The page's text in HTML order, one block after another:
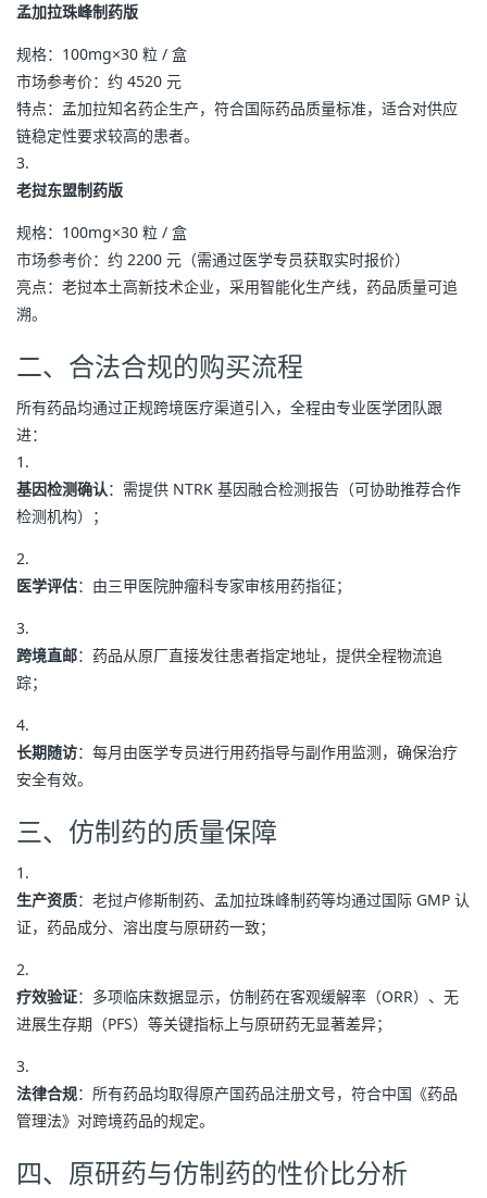
孟加拉珠峰制药版
规格：100mg×30 粒 / 盒
市场参考价：约 4520 元
特点：孟加拉知名药企生产，符合国际药品质量标准，适合对供应
链稳定性要求较高的患者。
老挝东盟制药版
规格：100mg×30 粒 / 盒
市场参考价：约 2200 元（需通过医学专员获取实时报价）
亮点：老挝本土高新技术企业，采用智能化生产线，药品质量可追
溯。
二、合法合规的购买流程
所有药品均通过正规跨境医疗渠道引入，全程由专业医学团队跟
进：
基因检测确认：需提供 NTRK 基因融合检测报告（可协助推荐合作
检测机构）；
医学评估：由三甲医院肿瘤科专家审核用药指征；
跨境直邮：药品从原厂直接发往患者指定地址，提供全程物流追
踪；
长期随访：每月由医学专员进行用药指导与副作用监测，确保治疗
安全有效。
三、仿制药的质量保障
生产资质：老挝卢修斯制药、孟加拉珠峰制药等均通过国际 GMP 认
证，药品成分、溶出度与原研药一致；
疗效验证：多项临床数据显示，仿制药在客观缓解率（ORR）、无
进展生存期（PFS）等关键指标上与原研药无显著差异；
法律合规：所有药品均取得原产国药品注册文号，符合中国《药品
管理法》对跨境药品的规定。
四、原研药与仿制药的性价比分析